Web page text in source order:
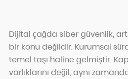
Dijital çağda siber güvenlik,
bir konu değildir. Kurumsal
temel taşı haline gelmiştir.
varlıklarını değil, aynı